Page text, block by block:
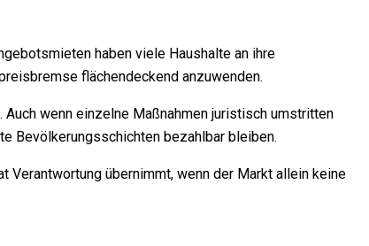
haben viele Haushalte an ihre
flächendeckend anzuwenden.
wenn einzelne Maßnahmen juristisch umstritten
Bevölkerungsschichten bezahlbar bleiben.
übernimmt, wenn der Markt allein keine